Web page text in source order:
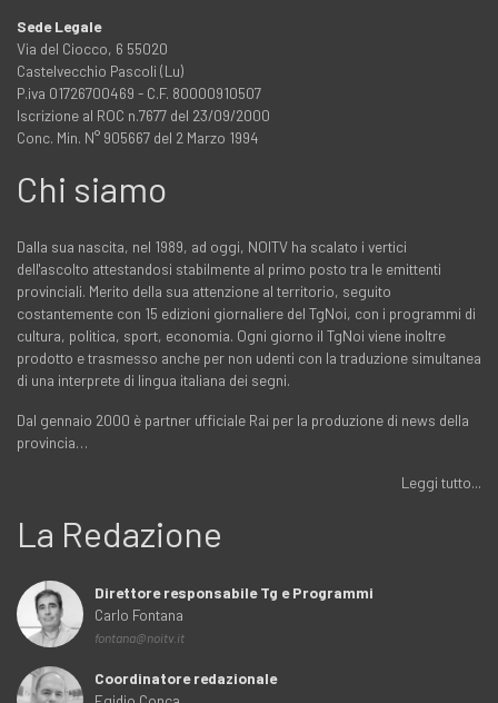
Sede Legale
Via del Ciocco, 6 55020
Castelvecchio Pascoli (Lu)
P.iva 01726700469 - C.F. 80000910507
Iscrizione al ROC n.7677 del 23/09/2000
Conc. Min. N° 905667 del 2 Marzo 1994
Chi siamo
Dalla sua nascita, nel 1989, ad oggi, NOITV ha scalato i vertici
dell'ascolto attestandosi stabilmente al primo posto tra le emittenti
provinciali. Merito della sua attenzione al territorio, seguito
costantemente con 15 edizioni giornaliere del TgNoi, con i programmi di
cultura, politica, sport, economia. Ogni giorno il TgNoi viene inoltre
prodotto e trasmesso anche per non udenti con la traduzione simultanea
di una interprete di lingua italiana dei segni.
Dal gennaio 2000 è partner ufficiale Rai per la produzione di news della
provincia…
Leggi tutto...
La Redazione
Direttore responsabile Tg e Programmi
Carlo Fontana
fontana@noitv.it
Coordinatore redazionale